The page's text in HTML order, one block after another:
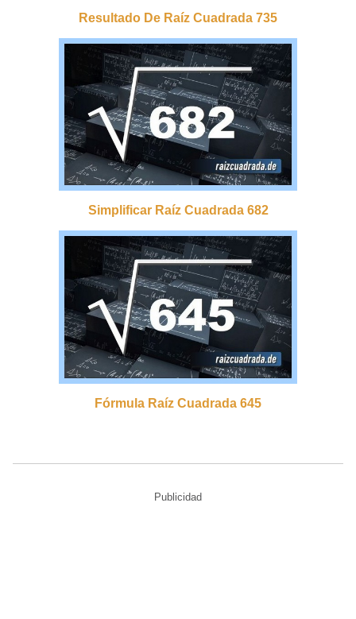
Resultado De Raíz Cuadrada 735
Simplificar Raíz Cuadrada 682
Fórmula Raíz Cuadrada 645
Publicidad